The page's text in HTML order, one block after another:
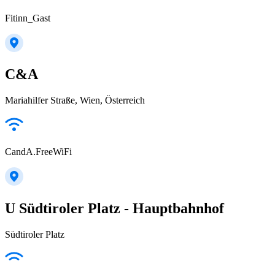
Fitinn_Gast
C&A
Mariahilfer Straße, Wien, Österreich
CandA.FreeWiFi
U Südtiroler Platz - Hauptbahnhof
Südtiroler Platz